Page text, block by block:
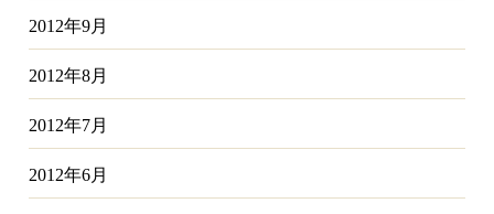
2012年9月
2012年8月
2012年7月
2012年6月